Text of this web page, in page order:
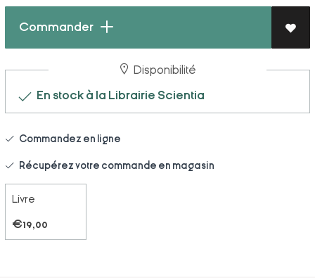
Commander
Disponibilité
En stock à la Librairie Scientia
Commandez en ligne
Récupérez votre commande en magasin
Livre
€19,00